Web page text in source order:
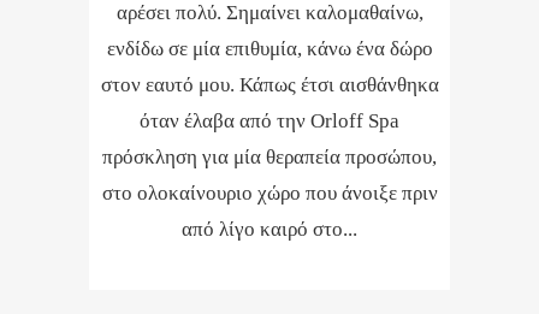
αρέσει πολύ. Σημαίνει καλομαθαίνω,
ενδίδω σε μία επιθυμία, κάνω ένα δώρο
στον εαυτό μου. Κάπως έτσι αισθάνθηκα
όταν έλαβα από την Orloff Spa
πρόσκληση για μία θεραπεία προσώπου,
στο ολοκαίνουριο χώρο που άνοιξε πριν
από λίγο καιρό στο...